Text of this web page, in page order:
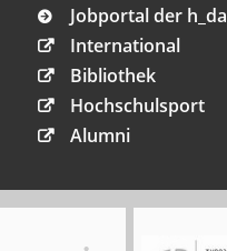
Jobportal der h_da
International
Bibliothek
Hochschulsport
Alumni